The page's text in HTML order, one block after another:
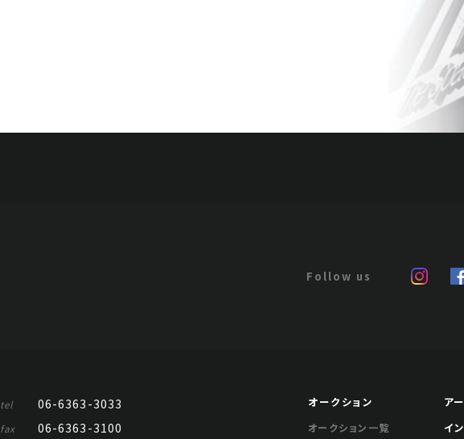
tel 06-6363-3033
fax 06-6363-3100
オークション
オークション一覧
ア
イ